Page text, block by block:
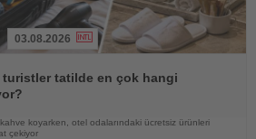
03.08.2026
turistler tatilde en çok hangi
koyarken, otel odalarındaki ücretsiz ürünleri
çekiyor